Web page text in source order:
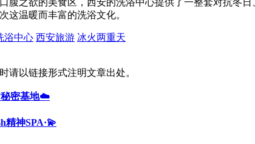
这温暖而丰富的洗浴文化。
浴中心 西安旅游 冰火两重天
请以链接形式注明文章出处。
秘密基地☁️
神SPA·💫